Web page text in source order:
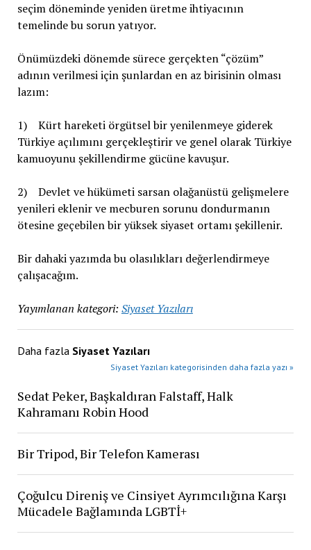
seçim döneminde yeniden üretme ihtiyacının
temelinde bu sorun yatıyor.
Önümüzdeki dönemde sürece gerçekten “çözüm”
adının verilmesi için şunlardan en az birisinin olması
lazım:
1) Kürt hareketi örgütsel bir yenilenmeye giderek
Türkiye açılımını gerçekleştirir ve genel olarak Türkiye
kamuoyunu şekillendirme gücüne kavuşur.
2) Devlet ve hükümeti sarsan olağanüstü gelişmelere
yenileri eklenir ve mecburen sorunu dondurmanın
ötesine geçebilen bir yüksek siyaset ortamı şekillenir.
Bir dahaki yazımda bu olasılıkları değerlendirmeye
çalışacağım.
Yayımlanan kategori: Siyaset Yazıları
Daha fazla Siyaset Yazıları
Siyaset Yazıları kategorisinden daha fazla yazı »
Sedat Peker, Başkaldıran Falstaff, Halk
Kahramanı Robin Hood
Bir Tripod, Bir Telefon Kamerası
Çoğulcu Direniş ve Cinsiyet Ayrımcılığına Karşı
Mücadele Bağlamında LGBTİ+